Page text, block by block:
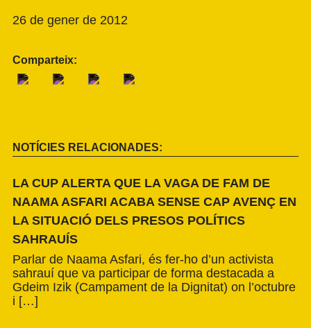
26 de gener de 2012
Comparteix:
NOTÍCIES RELACIONADES:
LA CUP ALERTA QUE LA VAGA DE FAM DE
NAAMA ASFARI ACABA SENSE CAP AVENÇ EN
LA SITUACIÓ DELS PRESOS POLÍTICS
SAHRAUÍS
Parlar de Naama Asfari, és fer-ho d’un activista
sahrauí que va participar de forma destacada a
Gdeim Izik (Campament de la Dignitat) on l’octubre
i […]